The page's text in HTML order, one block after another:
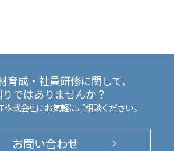
育成・社員研修に関して、
りではありませんか？
株式会社にお気軽にご相談ください。
お問い合わせ